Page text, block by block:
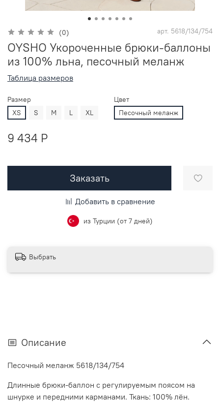
(0) арт. 5618/134/754
OYSHO Укороченные брюки-баллоны
из 100% льна, песочный меланж
Таблица размеров
Размер
XS
S M L XL
Цвет
Песочный меланж
9 434 P
Заказать
Добавить в сравнение
из Турции (от 7 дней)
Выбрать
Описание
Песочный меланж 5618/134/754
Длинные брюки-баллон с регулируемым поясом на
шнурке и передними карманами. Ткань: 100% лён.